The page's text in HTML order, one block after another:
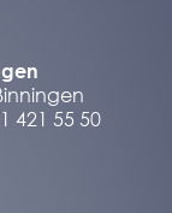
421 55 50